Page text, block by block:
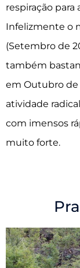
respiração para
Infelizmente o
(Setembro de
também
em Outubro de
atividade
com imensos
muito forte.